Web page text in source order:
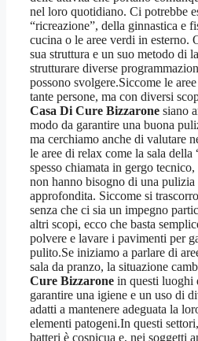
nel loro quotidiano. Ci potrebbe
“ricreazione”, della ginnastica e
cucina o le aree verdi in esterno.
sua struttura e un suo metodo di
strutturare diverse
possono svolgere.Siccome le
tante persone, ma con diversi
Casa Di Cure Bizzarone siano
modo da garantire una buona
ma cerchiamo anche di valutare
le aree di relax come la sala della
spesso chiamata in gergo
non hanno bisogno di una pulizia
approfondita. Siccome si
senza che ci sia un impegno
altri scopi, ecco che basta
polvere e lavare i pavimenti per
pulito.Se iniziamo a parlare di
sala da pranzo, la situazione
Cure Bizzarone in questi luoghi
garantire una igiene e un uso di
adatti a mantenere adeguata la
elementi patogeni.In questi
batteri è cospicua e, nei soggetti